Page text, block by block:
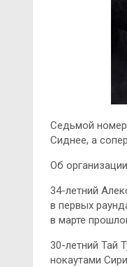
Седьмой номер
Сиднее, а
Об
34-летний
в первых
в марте
30-летний Тай
нокаутами